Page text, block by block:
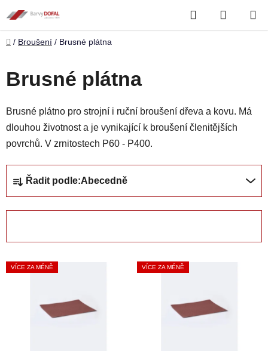
na
obsah
Hledat
KOŠÍK
Domů
/ Broušení / Brusné plátna
Brusné plátna
Brusné plátno pro strojní i ruční broušení dřeva a kovu. Má
dlouhou životnost a je vynikající k broušení členitějších
povrchů. V zrnitostech P60 - P400.
p
Řadit podle:Abecedně
V
ý
VÍCE ZA MÉNĚ VÍCE ZA MÉNĚ